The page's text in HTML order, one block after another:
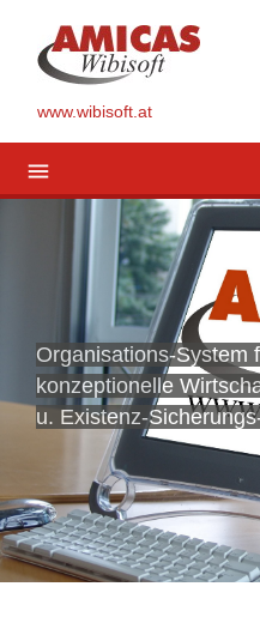
www.wibisoft.at
menu
Organisations-System
konzeptionelle
u. Existenz-